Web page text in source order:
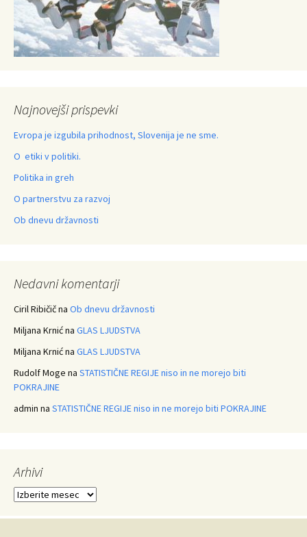
Najnovejši prispevki
Evropa je izgubila prihodnost, Slovenija je ne sme.
O etiki v politiki.
Politika in greh
O partnerstvu za razvoj
Ob dnevu državnosti
Nedavni komentarji
Ciril Ribičična Ob dnevu državnosti
Miljana Krnićna GLAS LJUDSTVA
Miljana Krnićna GLAS LJUDSTVA
Rudolf Moge na STATISTIČNE REGIJE niso in ne morejo biti
POKRAJINE
admin na STATISTIČNE REGIJE niso in ne morejo biti POKRAJINE
Arhivi
Arhivi